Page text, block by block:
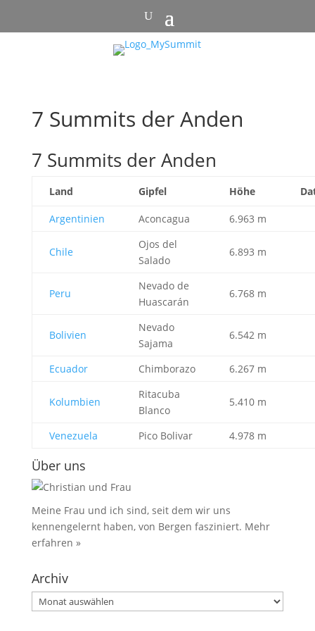
7 Summits der Anden
7 Summits der Anden
Land Gipfel Höhe
Argentinien Aconcagua 6.963 m
Chile
Ojos del
Salado
6.893 m
Peru
Nevado de
Huascarán
6.768 m
Bolivien
Nevado
Sajama
6.542 m
Ecuador Chimborazo 6.267 m
Kolumbien
Ritacuba
Blanco
5.410 m
Venezuela Pico Bolivar 4.978 m
Über uns
Meine Frau und ich sind, seit dem wir uns
kennengelernt haben, von Bergen fasziniert. Mehr
erfahren »
Archiv
Archiv